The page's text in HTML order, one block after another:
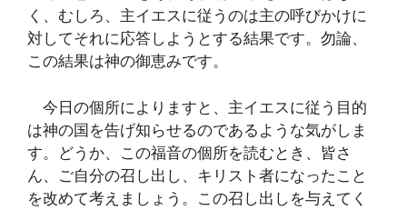
く、むしろ、主イエスに従うのは主の呼びかけに
対してそれに応答しようとする結果です。勿論、
この結果は神の御恵みです。
今日の個所によりますと、主イエスに従う目的
は神の国を告げ知らせるのであるような気がしま
す。どうか、この福音の個所を読むとき、皆さ
ん、ご自分の召し出し、キリスト者になったこと
を改めて考えましょう。この召し出しを与えてく